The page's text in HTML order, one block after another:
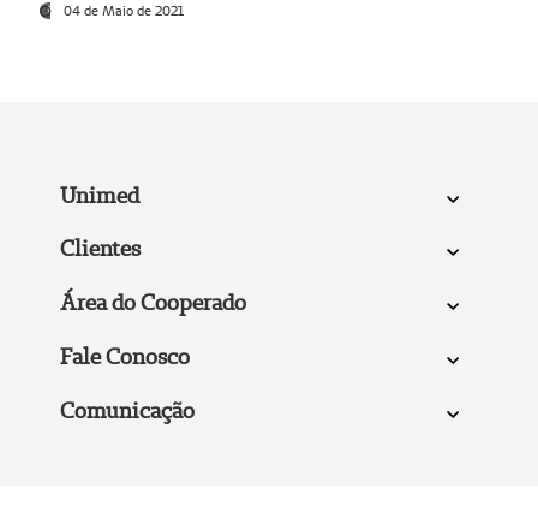
04 de Maio de 2021
Unimed
Clientes
Área do Cooperado
Fale Conosco
Comunicação